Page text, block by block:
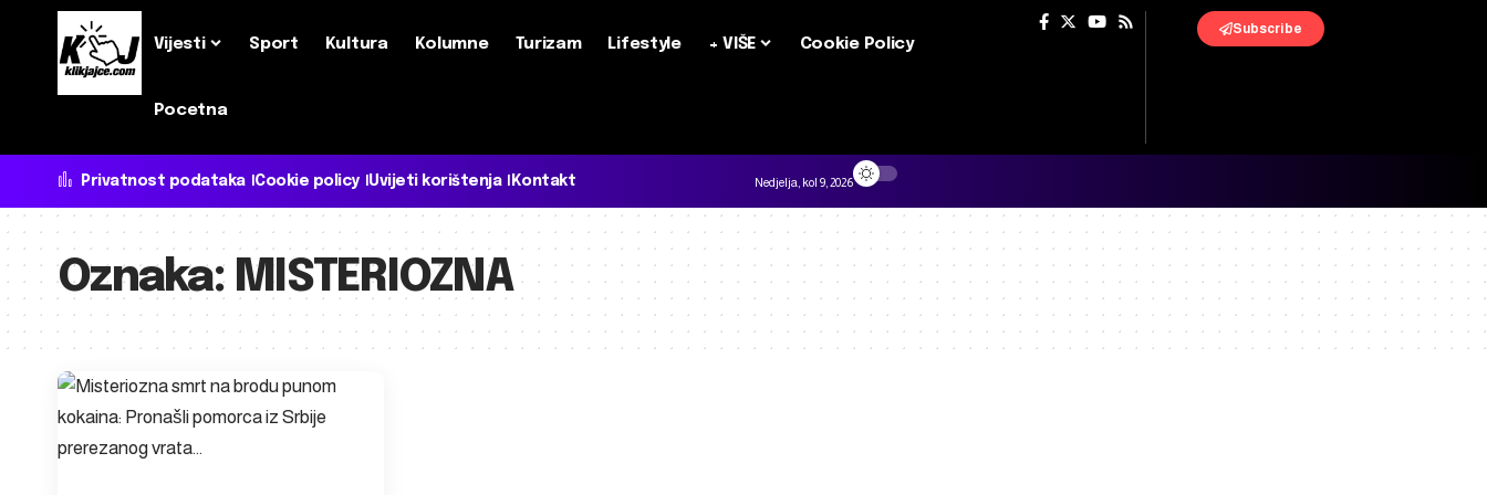
Vijesti Sport Kultura Kolumne Turizam Lifestyle + VIŠE Cookie Policy
Pocetna
Subscribe
Privatnost podataka Cookie policy Uvijeti korištenja Kontakt Nedjelja, kol 9, 2026
Oznaka: MISTERIOZNA